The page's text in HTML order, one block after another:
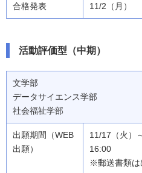
11/2（月）
活動評価型（中期）
文学部
データサイエンス学部
社会福祉学部
11/17（火）
16:00
※郵送書類は